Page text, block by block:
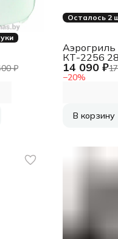
₽
Осталось 2
14 090 ₽
−20%
КТ-2256
черный/
В корзину